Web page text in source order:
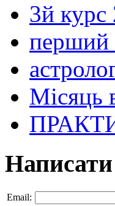
3й курс
перший
Місяць
Email: